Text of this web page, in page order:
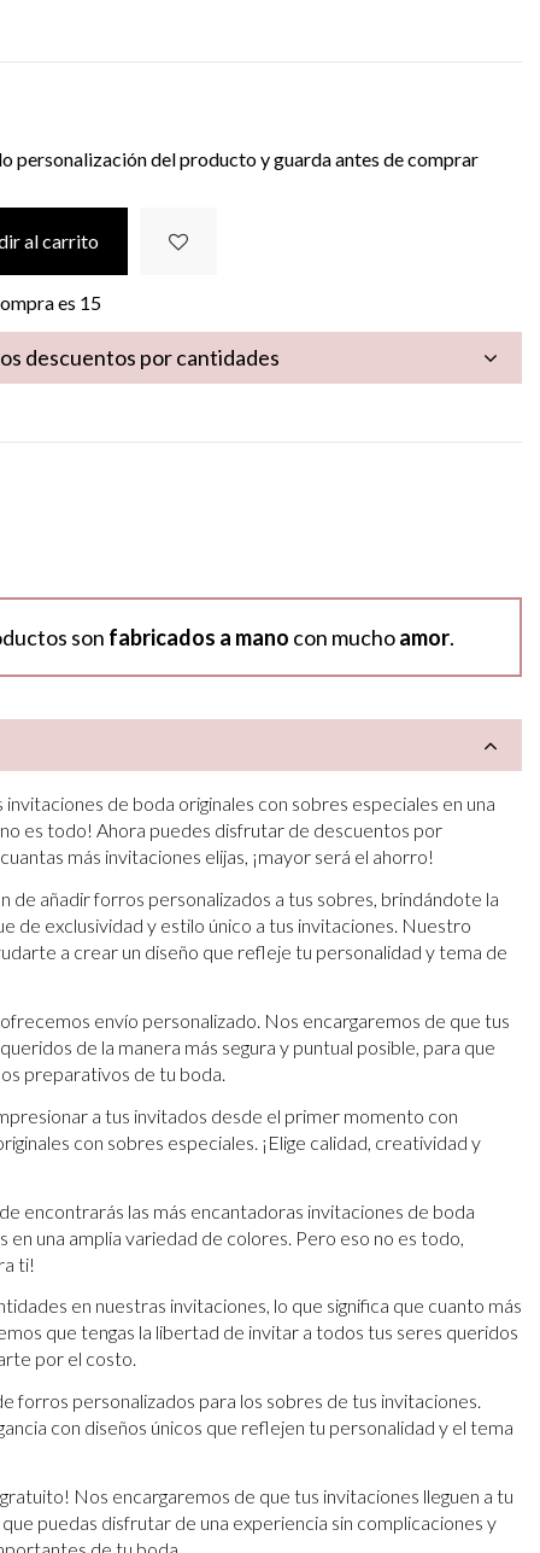
personalización del producto y guarda antes de comprar
al carrito
es 15
descuentos por cantidades
son fabricados a mano con muchoamor.
de boda originales con sobres especiales en una
no es todo! Ahora puedes disfrutar de descuentos por
más invitaciones elijas, ¡mayor será el ahorro!
de añadir forros personalizados a tus sobres, brindándote la
de exclusividad y estilo único a tus invitaciones. Nuestro
a crear un diseño que refleje tu personalidad y tema de
envío personalizado. Nos encargaremos de que tus
de la manera más segura y puntual posible, para que
preparativos de tu boda.
a tus invitados desde el primer momento con
con sobres especiales. ¡Elige calidad, creatividad y
encontrarás las más encantadoras invitaciones de boda
en una amplia variedad de colores. Pero eso no es todo,
ti!
en nuestras invitaciones, lo que significa que cuanto más
que tengas la libertad de invitar a todos tus seres queridos
por el costo.
forros personalizados para los sobres de tus invitaciones.
con diseños únicos que reflejen tu personalidad y el tema
Nos encargaremos de que tus invitaciones lleguen a tu
puedas disfrutar de una experiencia sin complicaciones y